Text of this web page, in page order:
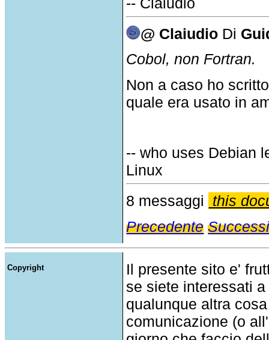
@ Claiudio Di
Cobol, non Fortran.
Non a caso ho
quale era usato in
-- who uses Debian
Linux
8 messaggi
this
Precedente
Copyright
Il presente sito e'
se siete interessati
qualunque altra
comunicazione (o